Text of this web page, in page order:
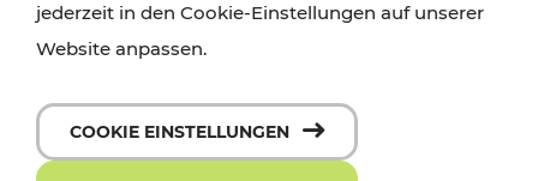
jederzeit in den Cookie-Einstellungen auf unserer
Website anpassen.
COOKIE EINSTELLUNGEN